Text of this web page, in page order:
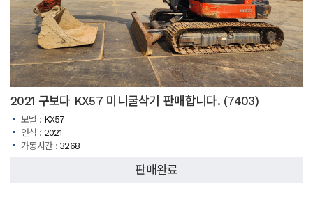
2021 구보다 KX57 미니굴삭기 판매합니다. (7403)
모델 : KX57
연식 : 2021
가동시간 : 3268
판매완료